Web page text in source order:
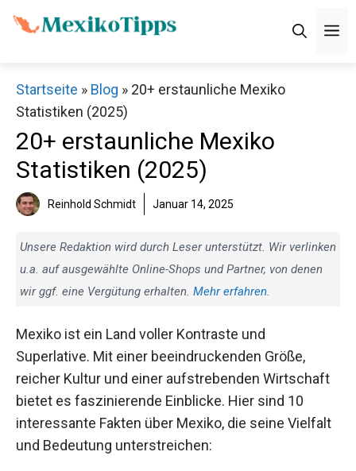
Inhalt
Startseite » Blog » 20+ erstaunliche Mexiko
Statistiken (2025)
20+ erstaunliche Mexiko
Statistiken (2025)
Reinhold Schmidt Januar 14, 2025
Unsere Redaktion wird durch Leser unterstützt. Wir verlinken
u.a. auf ausgewählte Online-Shops und Partner, von denen
wir ggf. eine Vergütung erhalten. Mehr erfahren.
Mexiko ist ein Land voller Kontraste und
Superlative. Mit einer beeindruckenden Größe,
reicher Kultur und einer aufstrebenden Wirtschaft
bietet es faszinierende Einblicke. Hier sind 10
interessante Fakten über Mexiko, die seine Vielfalt
und Bedeutung unterstreichen: